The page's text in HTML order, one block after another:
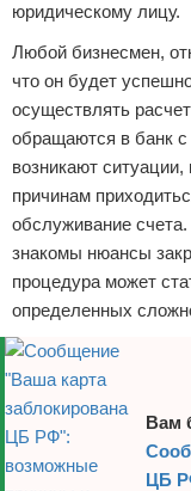
юридическому лицу.
Любой бизнесмен,
что он будет
осуществлять
обращаются в банк с
возникают
причинам
обслуживание
знакомы нюансы
процедура может
определенных
Вам
ЦБ